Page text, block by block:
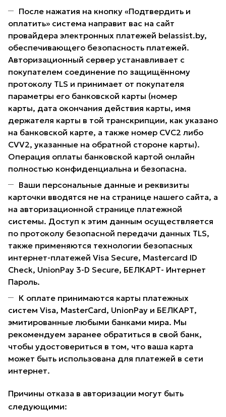
После нажатия на кнопку «Подтвердить и
оплатить» система направит вас на сайт
провайдера электронных платежей belassist.by,
обеспечивающего безопасность платежей.
Авторизационный сервер устанавливает с
покупателем соединение по защищённому
протоколу TLS и принимает от покупателя
параметры его банковской карты (номер
карты, дата окончания действия карты, имя
держателя карты в той транскрипции, как указано
на банковской карте, а также номер CVC2 либо
CVV2, указанные на обратной стороне карты).
Операция оплаты банковской картой онлайн
полностью конфиденциальна и безопасна.
Ваши персональные данные и реквизиты
карточки вводятся не на странице нашего сайта, а
на авторизационной странице платежной
системы. Доступ к этим данным осуществляется
по протоколу безопасной передачи данных TLS,
также применяются технологии безопасных
интернет-платежей Visa Secure, Mastercard ID
Check, UnionPay 3-D Secure, БЕЛКАРТ- Интернет
Пароль.
К оплате принимаются карты платежных
систем Visa, MasterCard, UnionPay и БЕЛКАРТ,
эмитированные любыми банками мира. Мы
рекомендуем заранее обратиться в свой банк,
чтобы удостовериться в том, что ваша карта
может быть использована для платежей в сети
интернет.
Причины отказа в авторизации могут быть
следующими: